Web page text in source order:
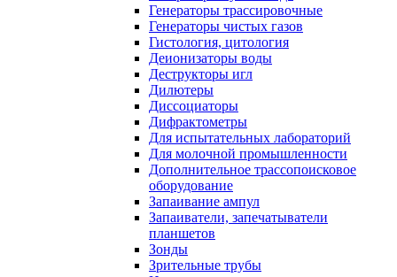
Генераторы трассировочные
Генераторы чистых газов
Гистология, цитология
Деионизаторы воды
Деструкторы игл
Дилютеры
Диссоциаторы
Дифрактометры
Для испытательных лабораторий
Для молочной промышленности
Дополнительное трассопоисковое
оборудование
Запаивание ампул
Запаиватели, запечатыватели
планшетов
Зонды
Зрительные трубы